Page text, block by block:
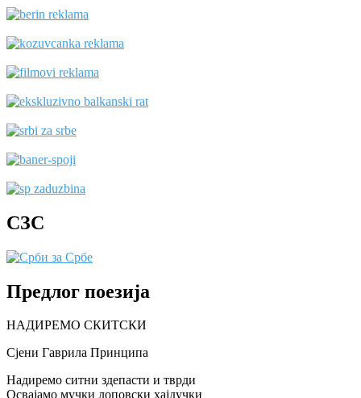
СЗС
Предлог поезија
НАДИРЕМО СКИТСКИ
Сјени Гаврила Принципа
Надиремо ситни здепасти и тврди
Освајамо мучки лоповски хајдучки